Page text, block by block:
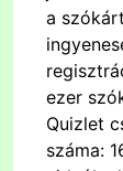
a
ezer
Quizlet
száma: